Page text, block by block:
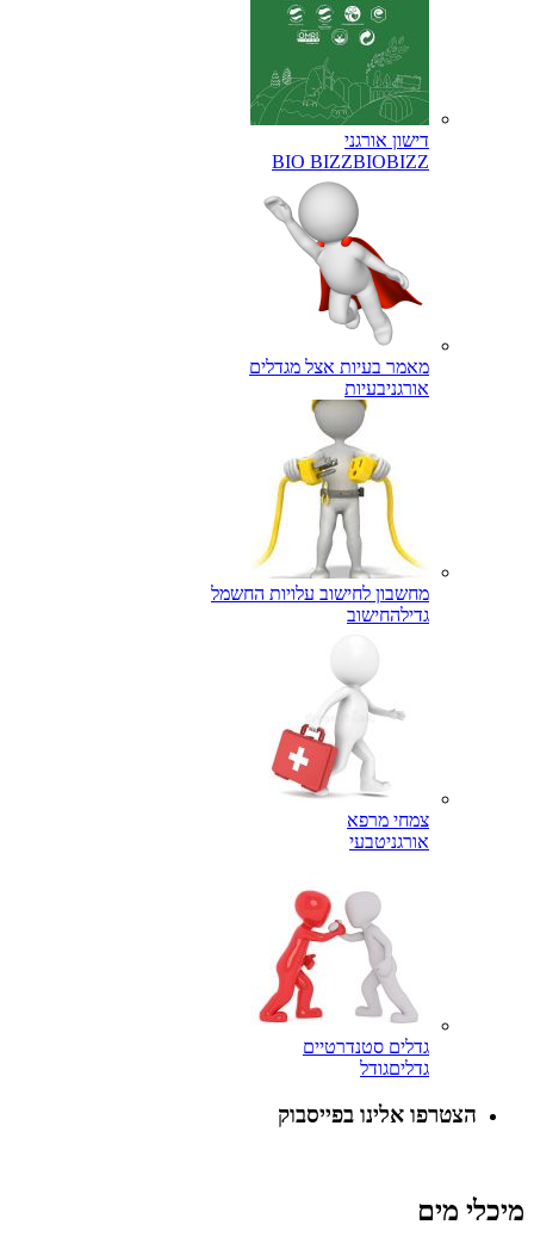
דישון אורגני
BIO BIZZBIOBIZZ
מאמר בעיות אצל מגדלים
אורגניבעיות
מחשבון לחישוב עלויות החשמל
גדילהחישוב
צמחי מרפא
אורגניטבעי
גדלים סטנדרטיים
גדליםגודל
הצטרפו אלינו בפייסבוק
מיכלי מים